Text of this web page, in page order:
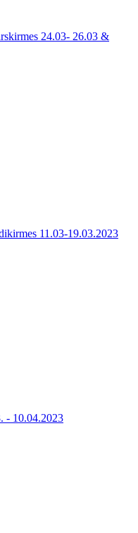
24.03- 26.03 &
11.03-19.03.2023
- 10.04.2023